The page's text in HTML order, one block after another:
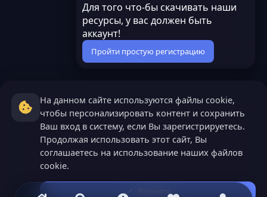
Для того что-бы скачивать наши
ресурсы, у вас должен быть
аккаунт!
Пройти простую регистрацию
На данном сайте используются файлы cookie,
чтобы персонализировать контент и сохранить
Ваш вход в систему, если Вы зарегистрируетесь.
Продолжая использовать этот сайт, Вы
соглашаетесь на использование наших файлов
cookie.
Принять